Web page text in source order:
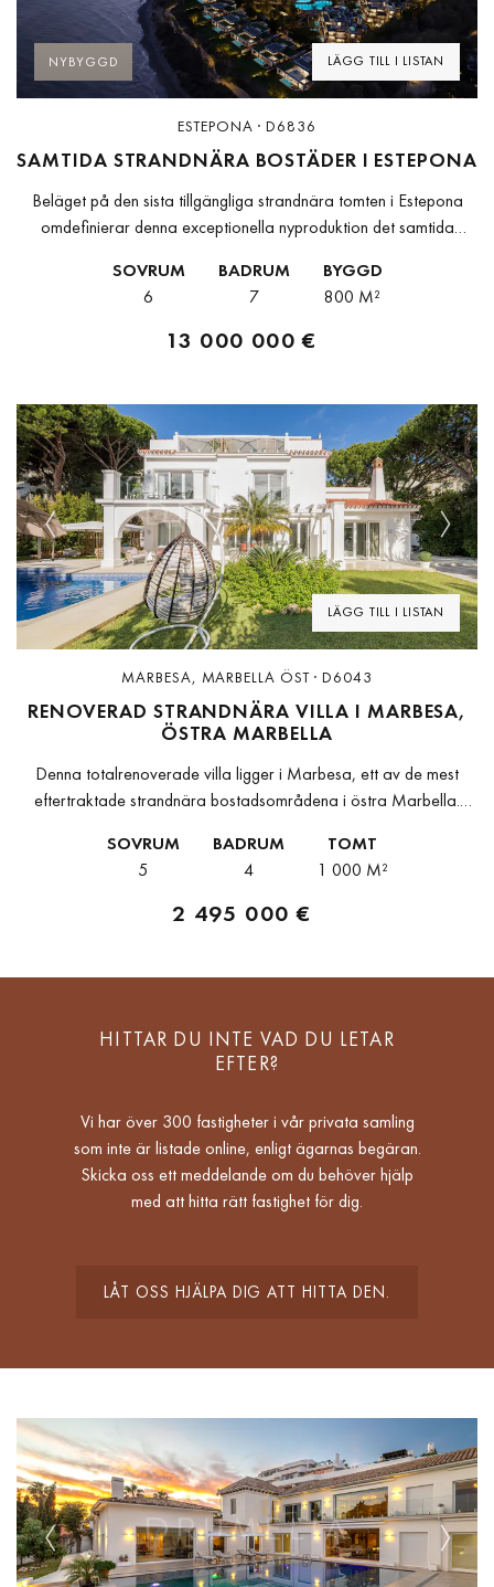
LÄGG TILL I LISTAN
NYBYGGD
ESTEPONA · D6836
SAMTIDA STRANDNÄRA BOSTÄDER I ESTEPONA
Beläget på den sista tillgängliga strandnära tomten i Estepona
omdefinierar denna exceptionella nyproduktion det samtida
bostadsområde på över 33 000 m² strandnära mark...
SOVRUM
6
BADRUM
7
BYGGD
800 M²
13 000 000 €
LÄGG TILL I LISTAN
Previous Next
MARBESA, MARBELLA ÖST · D6043
RENOVERAD STRANDNÄRA VILLA I MARBESA,
ÖSTRA MARBELLA
Denna totalrenoverade villa ligger i Marbesa, ett av de mest
eftertraktade strandnära bostadsområdena i östra Marbella.
havsutsikt och en sällsynt möjlighet att...
SOVRUM
5
BADRUM
4
TOMT
1 000 M²
2 495 000 €
HITTAR DU INTE VAD DU LETAR
EFTER?
Vi har över 300 fastigheter i vår privata samling
som inte är listade online, enligt ägarnas begäran.
Skicka oss ett meddelande om du behöver hjälp
med att hitta rätt fastighet för dig.
LÅT OSS HJÄLPA DIG ATT HITTA DEN.
Previous Next